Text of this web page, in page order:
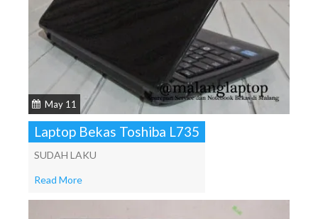
May 11
Laptop Bekas Toshiba L735
SUDAH LAKU
Read More